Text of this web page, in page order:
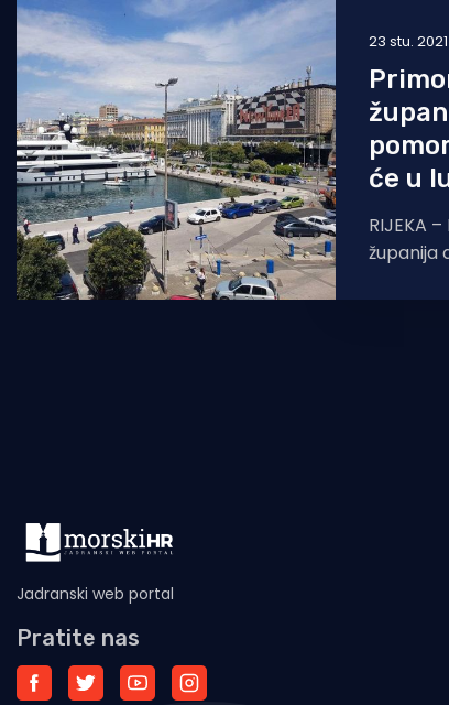
23 stu. 2021
će u
RIJEKA
županija
Planirali
Jadranski web portal
Pratite nas